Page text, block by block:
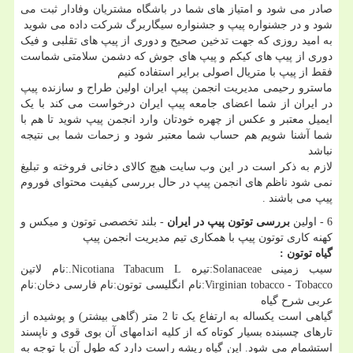
صادر می شود و امتیاز های شما در باشگاه مشتریان وفادار ثبت می
شود و در جشنواره پیپ و جشنواره سیگاربرگ شرکت داده می شوید
به امید روزی که جهت تدخین صحیح و دوری از پیپ های تقلبی و فیک
دوری از پیپ های کیکم و پیپ های جوش که دشمن سلامتی شماست
فقط از پیپ با متریال اصولی برایر استفاده کنیم
ماسترو رحیمی مدیریت انجمن پیپ ایران اولین طراح و سازنده پیپ
در ایران از شما اعضای جامعه پیپ ایران درخواست می کند با یک
ایمیل معتبر و عکس از چهره خودتان وارد انجمن پیپ شوید تا هم با
شما آشنا شویم هم حساب شما معتبر شود و زحمات شما بی نتیجه
نباشد
لازم به ذکر است در این وب سایت هیچ کالای دخانی فروخته و تبلیغ
نمی شود ناظم های انجمن پیپ در حال بررسی کیفیت محتوای فوروم
پیپ می باشند .
6 - اولین
بررسی توتون پیپ در ایران - بلند تخصصی توتون و ميكس و
كهنه كاری توتون پيپ با همکاری تیم مدیریت انجمن پیپ
گیاه توتون :
سیب زمینی Solanaceae:تیره Nicotiana Tabacum L.:نام لاتین
Virginian tobacco - Tobacco:نام انگلیسی توتون:نام فارسی دخان:نام
عربی شرح گیاه
گیاهی است یکساله به ارتفاع یک تا 2 متر (گاهی بیشتر) و پوشیده از
تارهای چسبنده بسیار کوتاه که از کلیه اندامهای آن بوی قوی و ناپسند
استشمام می شود. این گیاه ریشه راست دارد که طول آن با توجه به